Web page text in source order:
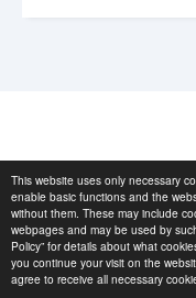
This website uses only necessary
enable basic functions and the
without them. These may include
webpages and may be used by
Policy” for details about what
you continue your visit on the
agree to receive all necessary